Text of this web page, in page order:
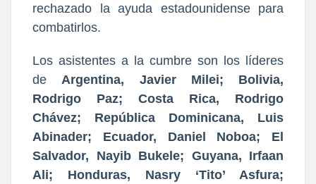
rechazado la ayuda estadounidense para
combatirlos.
Los asistentes a la cumbre son los líderes
de
Argentina, Javier Milei; Bolivia,
Rodrigo Paz; Costa Rica, Rodrigo
Chávez; República Dominicana, Luis
Abinader; Ecuador, Daniel Noboa; El
Salvador, Nayib Bukele; Guyana, Irfaan
Ali; Honduras, Nasry ‘Tito’ Asfura;